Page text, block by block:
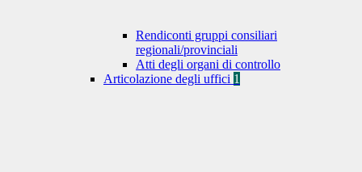
Rendiconti gruppi consiliari
regionali/provinciali
Atti degli organi di controllo
Articolazione degli uffici 1